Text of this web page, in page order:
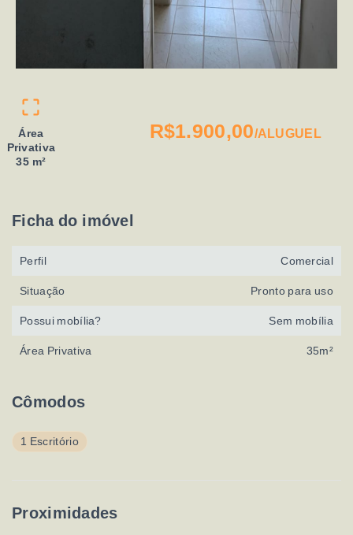
Área
Privativa
35 m²
R$1.900,00/ALUGUEL
Cômodos
1 Escritório
Proximidades
Ficha do imóvel
Perfil Comercial
Situação Pronto para uso
Possui mobília? Sem mobília
Área Privativa 35m²